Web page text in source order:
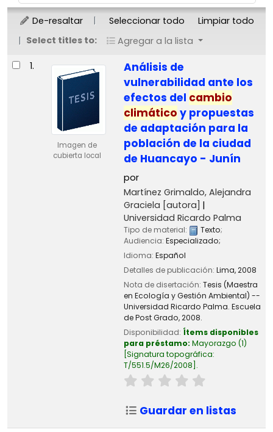
De-resaltar Seleccionar todo
Limpiar todo
Select titles to:
Agregar a la lista
Resultados
1.
Imagen de
cubierta local
Análisis de
vulnerabilidad ante los
efectos del cambio
climático y propuestas
de adaptación para la
población de la ciudad
de Huancayo - Junín
por
Martínez Grimaldo, Alejandra
Graciela [autora]
Universidad Ricardo Palma
Tipo de material: Texto;
Audiencia: Especializado;
Idioma: Español
Detalles de publicación: Lima,2008
Nota de disertación: Tesis (Maestra
en Ecología y Gestión Ambiental) --
Universidad Ricardo Palma. Escuela
de Post Grado, 2008.
Disponibilidad: Ítems disponibles
para préstamo: Mayorazgo (1)
Signatura topográfica:
T/551.5/M26/2008 .
Guardar en listas